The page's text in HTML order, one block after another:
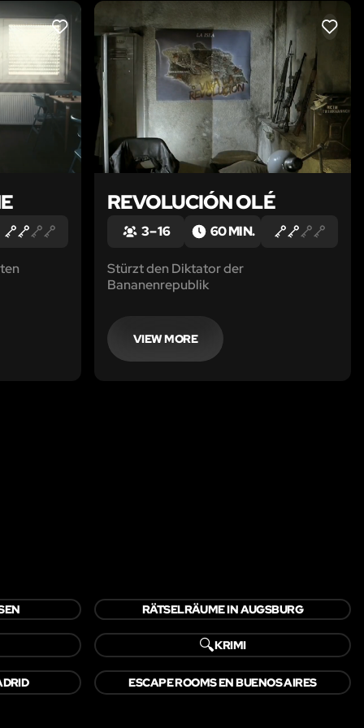
LIKE LIKE
REVOLUCIÓN OLÉ
3 – 16 60 MIN.
Stürzt den Diktator der
Bananenrepublik
VIEW MORE
RÄTSELRÄUME IN AUGSBURG
🔍KRIMI
ESCAPE ROOMS EN BUENOS AIRES